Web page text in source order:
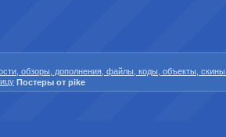
обзоры, дополнения, файлы, коды, объекты,
Постеры от pike